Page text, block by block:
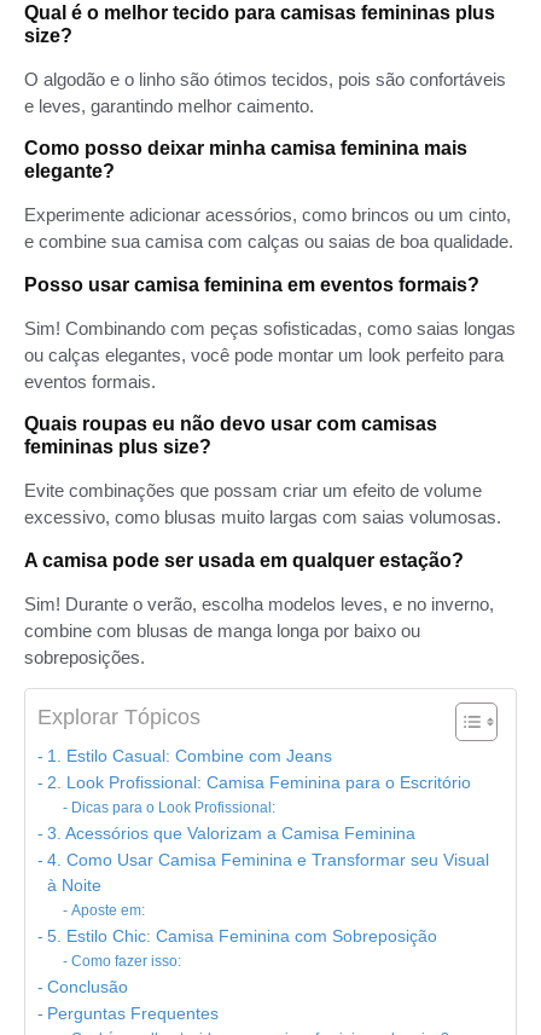
Qual é o melhor tecido para camisas femininas plus
size?
O algodão e o linho são ótimos tecidos, pois são confortáveis
e leves, garantindo melhor caimento.
Como posso deixar minha camisa feminina mais
elegante?
Experimente adicionar acessórios, como brincos ou um cinto,
e combine sua camisa com calças ou saias de boa qualidade.
Posso usar camisa feminina em eventos formais?
Sim! Combinando com peças sofisticadas, como saias longas
ou calças elegantes, você pode montar um look perfeito para
eventos formais.
Quais roupas eu não devo usar com camisas
femininas plus size?
Evite combinações que possam criar um efeito de volume
excessivo, como blusas muito largas com saias volumosas.
A camisa pode ser usada em qualquer estação?
Sim! Durante o verão, escolha modelos leves, e no inverno,
combine com blusas de manga longa por baixo ou
sobreposições.
Explorar Tópicos
1. Estilo Casual: Combine com Jeans
2. Look Profissional: Camisa Feminina para o Escritório
Dicas para o Look Profissional:
3. Acessórios que Valorizam a Camisa Feminina
4. Como Usar Camisa Feminina e Transformar seu Visual
à Noite
Aposte em:
5. Estilo Chic: Camisa Feminina com Sobreposição
Como fazer isso:
Conclusão
Perguntas Frequentes